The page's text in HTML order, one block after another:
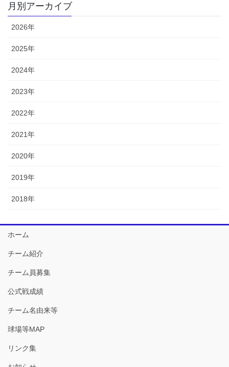
月別アーカイブ
2026年
2025年
2024年
2023年
2022年
2021年
2020年
2019年
2018年
ホーム
チーム紹介
チーム員募集
公式戦成績
チーム名由来等
球場等MAP
リンク集